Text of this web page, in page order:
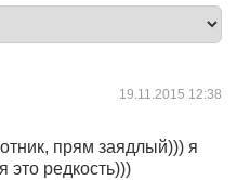
19.11.2015 12:38
прям заядлый))) я
редкость)))